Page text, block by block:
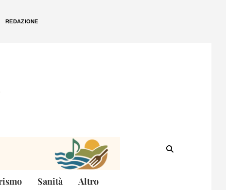
REDAZIONE
Sanità Altro